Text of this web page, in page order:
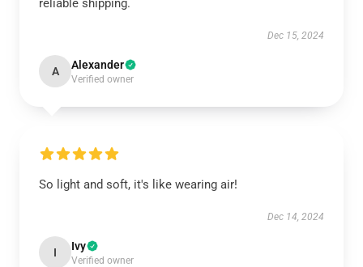
reliable shipping.
Dec 15, 2024
A Alexander
Verified owner
So light and soft, it's like wearing air!
Dec 14, 2024
I Ivy
Verified owner